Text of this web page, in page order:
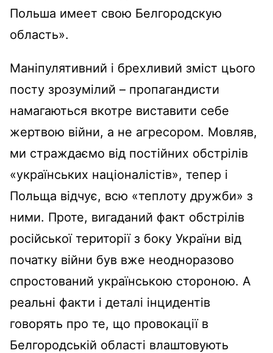
Польша имеет свою Белгородскую
область».
Маніпулятивний і брехливий зміст цього
посту зрозумілий – пропагандисти
намагаються вкотре виставити себе
жертвою війни, а не агресором. Мовляв,
ми страждаємо від постійних обстрілів
«українських націоналістів», тепер і
Польща відчує, всю «теплоту дружби» з
ними. Проте, вигаданий факт обстрілів
російської території з боку України від
початку війни був вже неодноразово
спростований українською стороною. А
реальні факти і деталі інцидентів
говорять про те, що провокації в
Белгородській області влаштовують